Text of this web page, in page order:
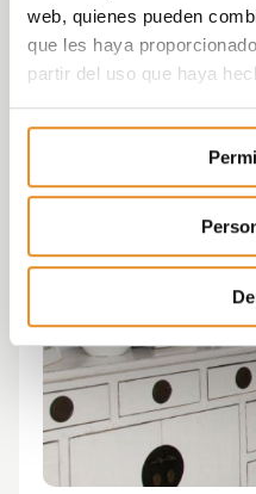
web, quienes pueden
que les haya
partir del uso que haya